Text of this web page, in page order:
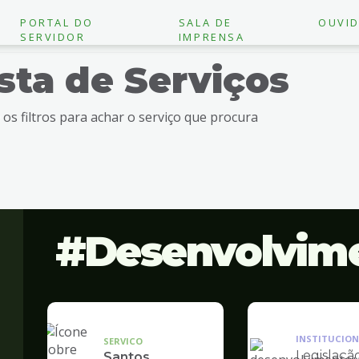
PORTAL DO
SERVIDOR
SALA DE
IMPRENSA
de Serviços
os filtros para achar o serviço que procura
SERVICO